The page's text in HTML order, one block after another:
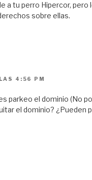
a tu perro Hipercor, pero
sobre ellas.
4:56 PM
parkeo el dominio (No
el dominio? ¿Pueden